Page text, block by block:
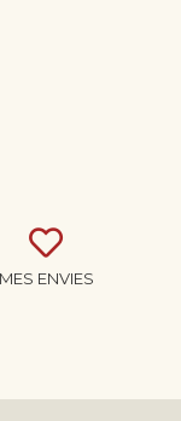
MES ENVIES